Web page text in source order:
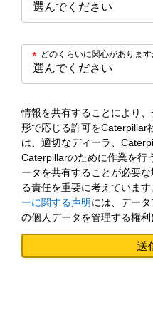
どのくらいに関心があります
*
情報を共有することにより
形で応じる許可をCaterpillar
は、適切なディーラ、
Caterpillarのために作業を行
ータを共有することが必要
る責任を重要に考えています
ーに関する声明には、デー
の個人データを管理する権利